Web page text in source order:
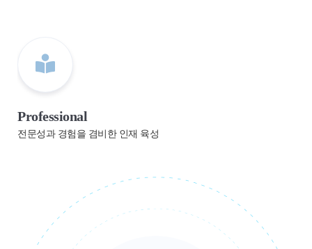
Professional
전문성과 경험을 겸비한 인재 육성